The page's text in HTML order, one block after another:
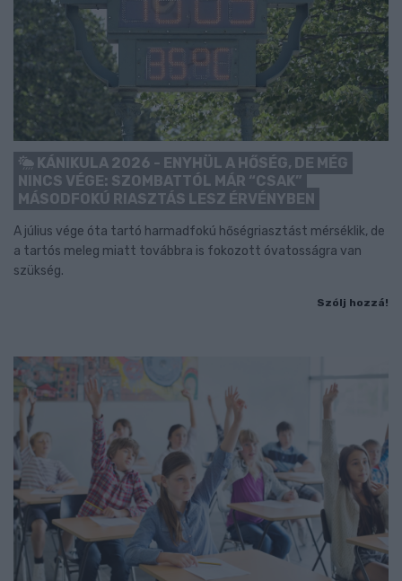
KÁNIKULA 2026 - ENYHÜL A HŐSÉG, DE MÉG
NINCS VÉGE: SZOMBATTÓL MÁR “CSAK”
MÁSODFOKÚ RIASZTÁS LESZ ÉRVÉNYBEN
A július vége óta tartó harmadfokú hőségriasztást mérséklik, de
a tartós meleg miatt továbbra is fokozott óvatosságra van
szükség.
Szólj hozzá!